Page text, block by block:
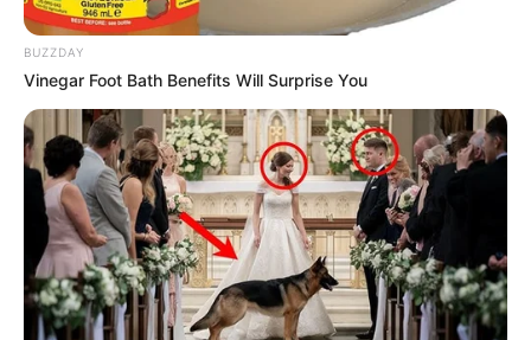
Petro dio la orden:
que el campesino ahorre
plata
CAMPESINOS
Campesinos de
Cundinamarca celebran:
CAR reparte fertilizante
que potencia sus cosechas
BUZZDAY
Vinegar Foot Bath Benefits Will Surprise You